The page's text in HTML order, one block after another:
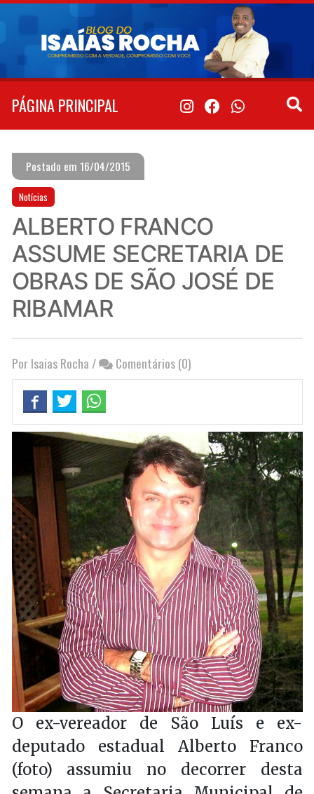
Pular
conteúdo
PÁGINA PRINCIPAL
Postado em 16/04/2015
Notícias
ALBERTO FRANCO
ASSUME SECRETARIA DE
OBRAS DE SÃO JOSÉ DE
RIBAMAR
Por Isaias Rocha / Comentários (0)
O ex-vereador de São Luís e ex-
deputado estadual Alberto Franco
(foto) assumiu no decorrer desta